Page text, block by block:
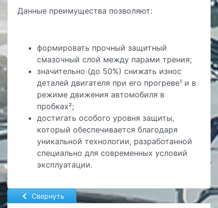
Свернуть
Данные преимущества позволяют:
формировать прочный защитный
смазочный слой между парами трения;
значительно (до 50%) снижать износ
деталей двигателя при его прогреве¹ и в
режиме движения автомобиля в
пробках²;
достигать особого уровня защиты,
который обеспечивается благодаря
уникальной технологии, разработанной
специально для современных условий
эксплуатации.